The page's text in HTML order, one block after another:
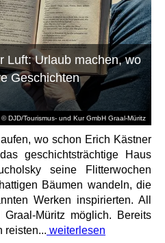
© DJD/Tourismus- und Kur GmbH Graal-Müritz
Luft: Urlaub machen, wo
Geschichten
wo schon Erich Kästner
geschichtsträchtige Haus
seine Flitterwochen
Bäumen wandeln, die
Werken inspirierten. All
Müritz möglich. Bereits
reisten... weiterlesen